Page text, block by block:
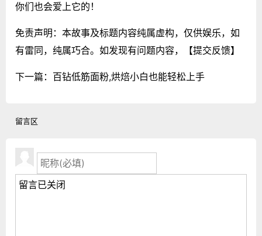
你们也会爱上它的！
免责声明：本故事及标题内容纯属虚构，仅供娱乐，如
有雷同，纯属巧合。如发现有问题内容，
【提交反馈】
下一篇： 百钻低筋面粉,烘焙小白也能轻松上手
留言区